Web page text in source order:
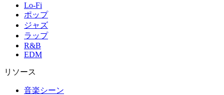
Lo-Fi
ポップ
ジャズ
ラップ
R&B
EDM
リソース
音楽シーン